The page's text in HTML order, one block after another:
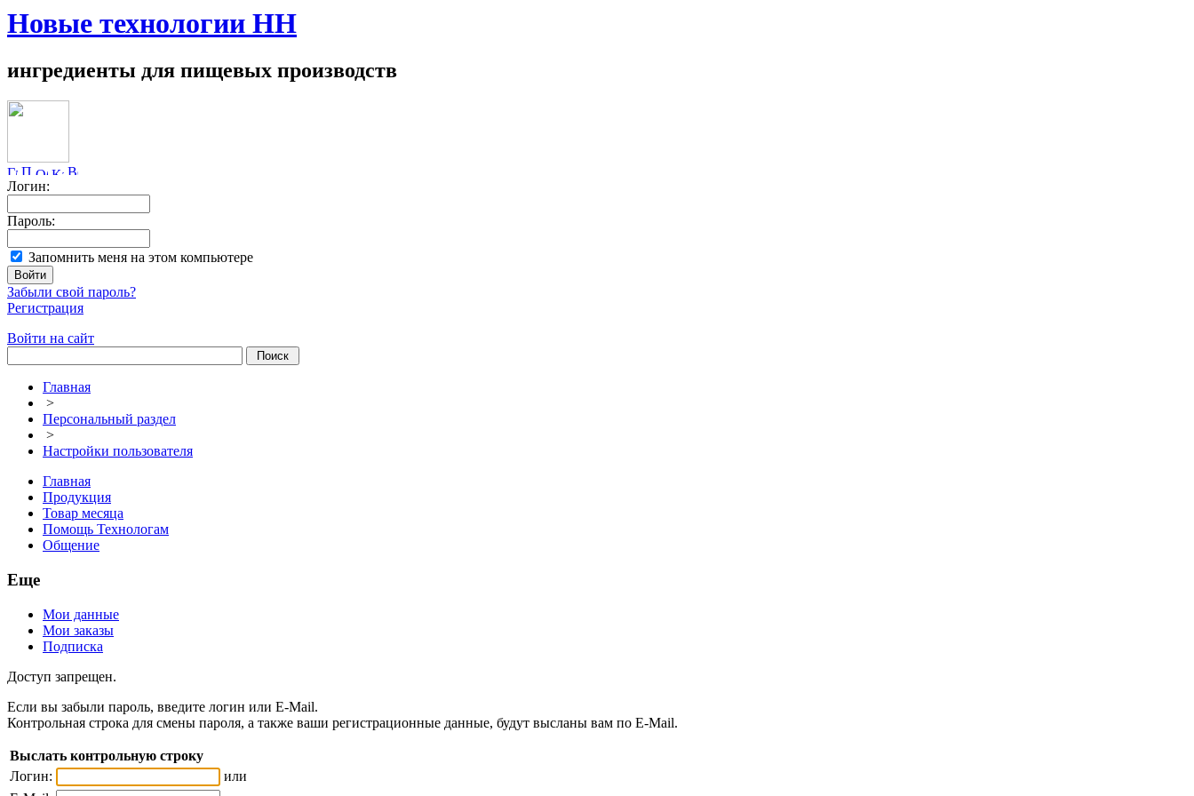
Новые технологии НН
ингредиенты для пищевых производств
Логин:
Пароль:
Запомнить меня на этом компьютере
Забыли свой пароль?
Регистрация
Войти на сайт
Главная
>
Персональный раздел
>
Настройки пользователя
Главная
Продукция
Товар месяца
Помощь Технологам
Общение
Еще
Мои данные
Мои заказы
Подписка
Доступ запрещен.
Если вы забыли пароль, введите логин или E-Mail.
Контрольная строка для смены пароля, а также ваши регистрационные данные, будут высланы вам по E-Mail.
Выслать контрольную строку
Логин:
или